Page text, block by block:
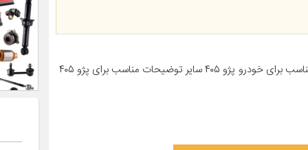
معرفی محصول جزئیات محصول مناسب برای خودرو پژو ۴۰۵ سایر توضیحات مناسب برای پژو ۴۰۵